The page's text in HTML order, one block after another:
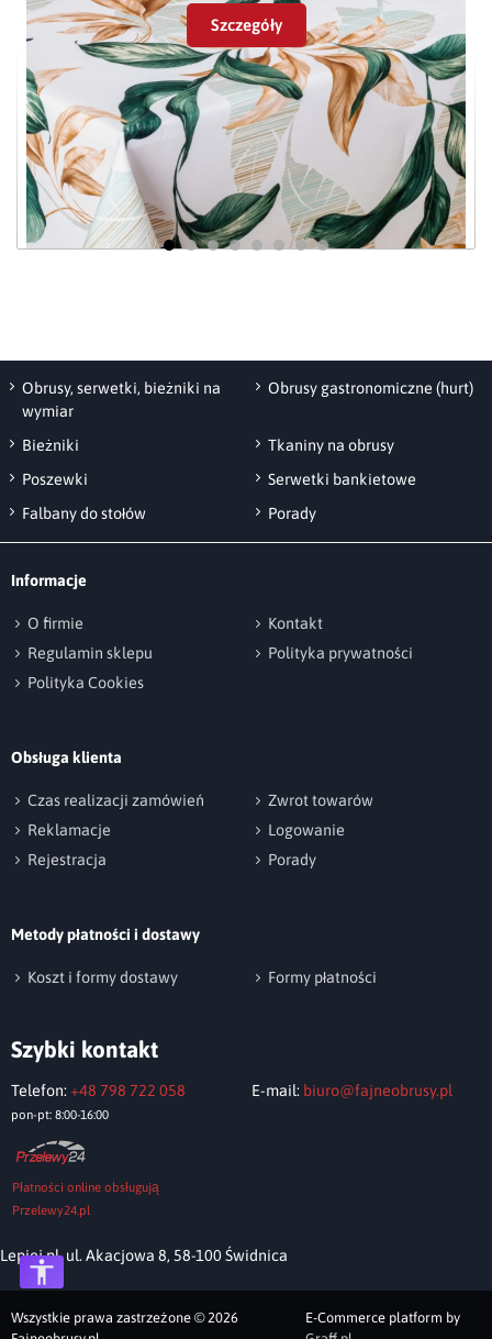
Ożywi kuchnie i nada jej wiosennego nastroju.
Obrus Minos - ciekawa aranżacja
stołu.
Jest to obrus plamoodporny - po wylaniu płynów ciecz
zamiast wsiąkać w tkaninę tworzy kropelki na
powierzchni obrusa, które w szybki i łatwy sposób
można zebrać chusteczką.
Szczegóły
Obrus plamoodporny Minos 420508-106
Obrusy, serwetki, bieżniki na
wymiar
Obrusy gastronomiczne (hurt)
Bieżniki
Tkaniny na obrusy
Poszewki
Serwetki bankietowe
Falbany do stołów
Porady
Informacje
O firmie
Kontakt
Regulamin sklepu
Polityka prywatności
Polityka Cookies
Obsługa klienta
Czas realizacji zamówień
Zwrot towarów
Reklamacje
Logowanie
Rejestracja
Porady
Metody płatności i dostawy
Koszt i formy dostawy Formy płatności
Szybki kontakt
Telefon: +48 798 722 058
pon-pt: 8:00-16:00
E-mail: biuro@fajneobrusy.pl
Płatności online obsługują
Przelewy24.pl
Lepiej.pl, ul. Akacjowa 8, 58-100 Świdnica
Wszystkie prawa zastrzeżone © 2026
E-Commerce platform by